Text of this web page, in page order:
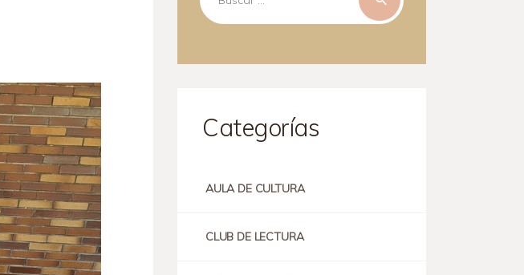
Categorías
AULA DE CULTURA
CLUB DE LECTURA